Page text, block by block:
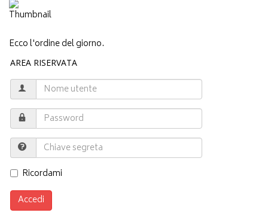
Ecco l'ordine del giorno.
AREA RISERVATA
Ricordami
Accedi